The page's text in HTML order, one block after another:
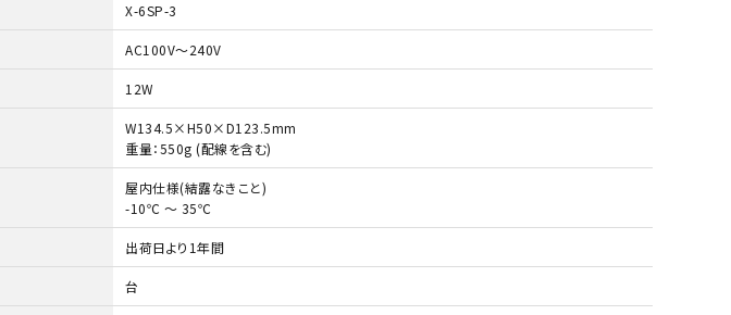
X-6SP-3
AC100V～240V
12W
W134.5×H50×D123.5mm
重量：550g (配線を含む)
屋内仕様(結露なきこと)
-10℃ ～ 35℃
出荷日より1年間
台